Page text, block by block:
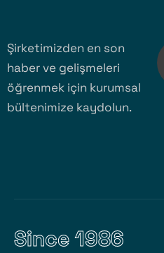
Şirketimizden en son
haber ve gelişmeleri
öğrenmek için kurumsal
bültenimize kaydolun.
Since 1986